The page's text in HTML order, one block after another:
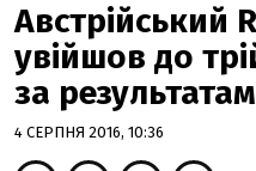
Австрійський
увійшов до
за
4 СЕРПНЯ 2016, 10:36